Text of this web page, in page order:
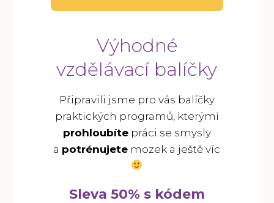
Výhodné
vzdělávací balíčky
Připravili jsme pro vás balíčky
praktických programů, kterými
prohloubítepráci se smysly
a potrénujete mozek a ještě víc
Sleva 50% s kódem